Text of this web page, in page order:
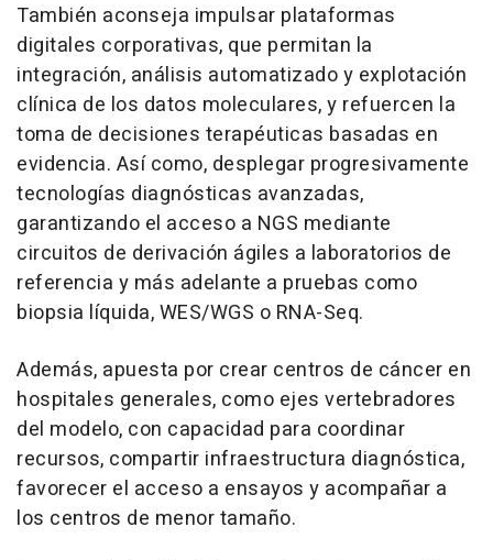
También aconseja impulsar plataformas
digitales corporativas, que permitan la
integración, análisis automatizado y explotación
clínica de los datos moleculares, y refuercen la
toma de decisiones terapéuticas basadas en
evidencia. Así como, desplegar progresivamente
tecnologías diagnósticas avanzadas,
garantizando el acceso a NGS mediante
circuitos de derivación ágiles a laboratorios de
referencia y más adelante a pruebas como
biopsia líquida, WES/WGS o RNA-Seq.
Además, apuesta por crear centros de cáncer en
hospitales generales, como ejes vertebradores
del modelo, con capacidad para coordinar
recursos, compartir infraestructura diagnóstica,
favorecer el acceso a ensayos y acompañar a
los centros de menor tamaño.